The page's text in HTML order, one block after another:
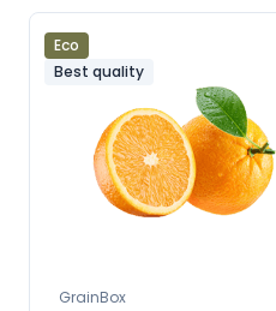
Eco
Best quality
GrainBox